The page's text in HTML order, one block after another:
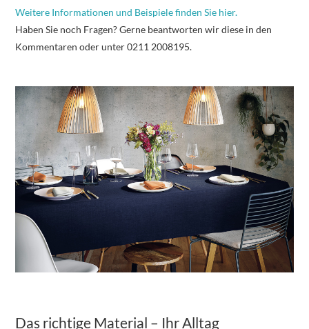
Weitere Informationen und Beispiele finden Sie hier.
Haben Sie noch Fragen? Gerne beantworten wir diese in den
Kommentaren oder unter 0211 2008195.
Das richtige Material – Ihr Alltag